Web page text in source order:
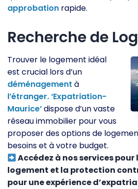
approbation rapide.
Recherche de
Trouver le logement idéal
est crucial lors d’un
déménagement à
l’étranger.‘Expatriation-
Maurice’dispose d’un vaste
réseau immobilier pour vous
proposer des options de
besoins et à votre budget.
Accédez à nos services
logement et la protection
pour une expérience